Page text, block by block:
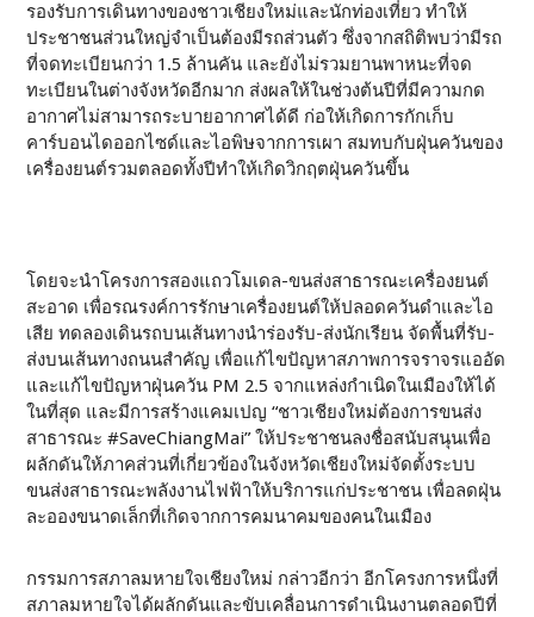
รองรับการเดินทางของชาวเชียงใหม่และนักท่องเที่ยว ทำให้
ประชาชนส่วนใหญ่จำเป็นต้องมีรถส่วนตัว ซึ่งจากสถิติพบว่ามีรถ
ที่จดทะเบียนกว่า 1.5 ล้านคัน และยังไม่รวมยานพาหนะที่จด
ทะเบียนในต่างจังหวัดอีกมาก ส่งผลให้ในช่วงต้นปีที่มีความกด
อากาศไม่สามารถระบายอากาศได้ดี ก่อให้เกิดการกักเก็บ
คาร์บอนไดออกไซด์และไอพิษจากการเผา สมทบกับฝุ่นควันของ
เครื่องยนต์รวมตลอดทั้งปีทำให้เกิดวิกฤตฝุ่นควันขึ้น
โดยจะนำโครงการสองแถวโมเดล-ขนส่งสาธารณะเครื่องยนต์
สะอาด เพื่อรณรงค์การรักษาเครื่องยนต์ให้ปลอดควันดำและไอ
เสีย ทดลองเดินรถบนเส้นทางนำร่องรับ-ส่งนักเรียน จัดพื้นที่รับ-
ส่งบนเส้นทางถนนสำคัญ เพื่อแก้ไขปัญหาสภาพการจราจรแออัด
และแก้ไขปัญหาฝุ่นควัน PM 2.5 จากแหล่งกำเนิดในเมืองให้ได้
ในที่สุด และมีการสร้างแคมเปญ “ชาวเชียงใหม่ต้องการขนส่ง
สาธารณะ #SaveChiangMai” ให้ประชาชนลงชื่อสนับสนุนเพื่อ
ผลักดันให้ภาคส่วนที่เกี่ยวข้องในจังหวัดเชียงใหม่จัดตั้งระบบ
ขนส่งสาธารณะพลังงานไฟฟ้าให้บริการแก่ประชาชน เพื่อลดฝุ่น
ละอองขนาดเล็กที่เกิดจากการคมนาคมของคนในเมือง
กรรมการสภาลมหายใจเชียงใหม่ กล่าวอีกว่า อีกโครงการหนึ่งที่
สภาลมหายใจได้ผลักดันและขับเคลื่อนการดำเนินงานตลอดปีที่